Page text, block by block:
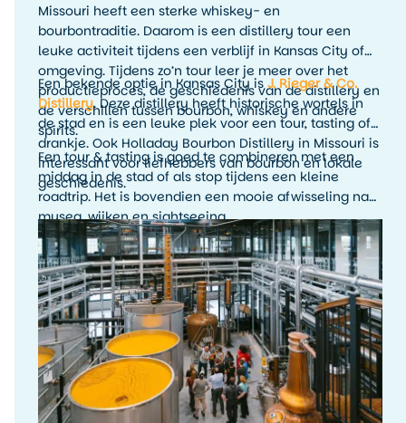
Missouri heeft een sterke whiskey- en
bourbontraditie. Daarom is een distillery tour een
leuke activiteit tijdens een verblijf in Kansas City of
omgeving. Tijdens zo’n tour leer je meer over het
productieproces, de geschiedenis van de distillery en
de verschillen tussen bourbon, whiskey en andere
spirits.
Een bekende optie in Kansas City isJ. Rieger & Co.
Distillery. Deze distillery heeft historische wortels in
de stad en is een leuke plek voor een tour, tasting of
drankje. Ook Holladay Bourbon Distillery in Missouri is
interessant voor liefhebbers van bourbon en lokale
geschiedenis.
Een tour & tasting is goed te combineren met een
middag in de stad of als stop tijdens een kleine
roadtrip. Het is bovendien een mooie afwisseling na
musea, wijken en sightseeing.